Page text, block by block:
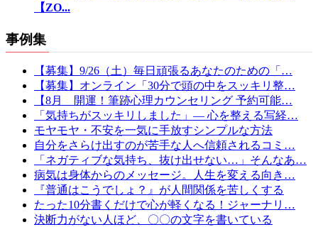
【ZO...
事例集
【募集】9/26（土）毎日頑張るあなたのための「…
【募集】オンライン「30分で頭の中をスッキリ整…
【8月 開運！筆跡心理カウンセリング 予約可能…
「気持ちがスッキリしました」— 心を整える写経…
モヤモヤ・不安を一気に手放すシンプルな方法
自分をさらけ出すのが苦手な人へ信頼されるコミ…
「ネガティブな気持ち、抜け出せない…」そんなあ…
病気は身体からのメッセージ。人生を変える向き…
『普通はこうでしょ？』が人間関係を苦しくする
たった10分書くだけで心が軽くなる！ジャーナリ…
決断力がない人ほど、〇〇の文字を書いている